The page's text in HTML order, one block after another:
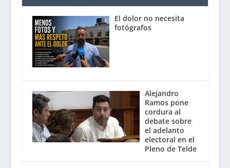
El dolor no necesita
fotógrafos
Alejandro
Ramos pone
cordura al
debate sobre
el adelanto
electoral en el
Pleno de Telde